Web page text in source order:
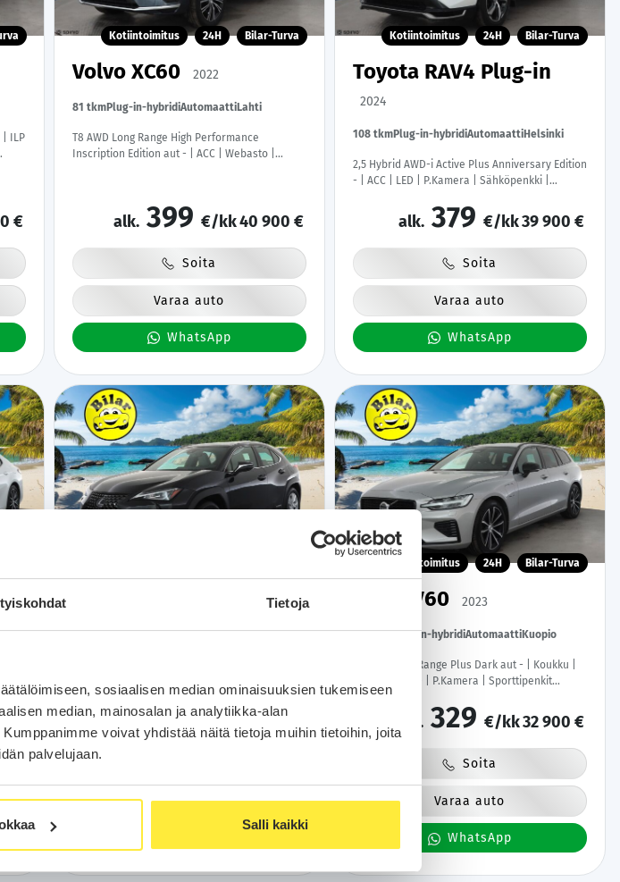
Tietoja
sosiaalisen median ominaisuuksien tukemiseen
median, mainosalan ja analytiikka-alan
voivat yhdistää näitä tietoja muihin tietoihin, joita
palvelujaan.
Salli kaikki
| ILP
€
Kotiintoimitus 24H Bilar-Turva
Volvo XC60 2022
81 tkmPlug-in-hybridiAutomaattiLahti
T8 AWD Long Range High Performance
Inscription Edition aut - | ACC | Webasto |
Kahdet Renkaat | Merkkihuollettu |
alk. 399 €/kk40 900 €
Soita
Varaa auto
WhatsApp
Kotiintoimitus 24H Bilar-Turva
Toyota RAV4 Plug-in
2024
108 tkmPlug-in-hybridiAutomaattiHelsinki
2,5 Hybrid AWD-i Active Plus Anniversary Edition
- | ACC | LED | P.Kamera | Sähköpenkki |
Sisätilanlämmitin | Apple&Android |
Ratinlämmitys | 1-om Suomi-auto | 2x
Latauskaapelit |
alk. 379 €/kk39 900 €
Soita
Varaa auto
WhatsApp
|
|
€
41 tkmHybridiAutomaattiKuopio
Alcantara | Suomi-auto | Kahdet renkaat |
Merkkihuollot |
alk.279 €/kk 28 900 €
Varaa auto
Kotiintoimitus 24H Bilar-Turva
Volvo V60 2023
125 tkmPlug-in-hybridiAutomaattiKuopio
T6 AWD Long Range Plus Dark aut - | Koukku |
ACC | Full-LED | P.Kamera | Sporttipenkit
Muistilla | Navi | Kaistavahti | Keyless | HP
Audio | 1-om Suomi-auto | 2x Latauskaapelit |
Kahdet renkaat | Merkkihuollot |
alk. 329 €/kk32 900 €
Soita
Varaa auto
WhatsApp